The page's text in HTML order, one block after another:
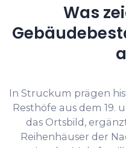
Was
In Struckum prägen
Resthöfe aus dem 19.
das Ortsbild,
Reihenhäuser der